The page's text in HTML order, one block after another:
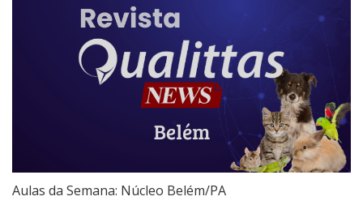
Aulas da Semana: Núcleo Belém/PA